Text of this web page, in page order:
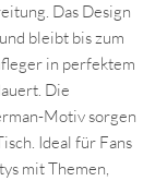
Das Design
bleibt bis zum
in perfektem
Die
Motiv sorgen
Ideal für Fans
mit Themen,